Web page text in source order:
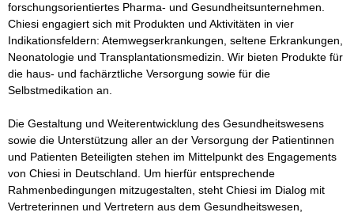
forschungsorientiertes Pharma- und Gesundheitsunternehmen.
Chiesi engagiert sich mit Produkten und Aktivitäten in vier
Indikationsfeldern: Atemwegserkrankungen, seltene Erkrankungen,
Neonatologie und Transplantationsmedizin. Wir bieten Produkte für
die haus- und fachärztliche Versorgung sowie für die
Selbstmedikation an.
Die Gestaltung und Weiterentwicklung des Gesundheitswesens
sowie die Unterstützung aller an der Versorgung der Patientinnen
und Patienten Beteiligten stehen im Mittelpunkt des Engagements
von Chiesi in Deutschland. Um hierfür entsprechende
Rahmenbedingungen mitzugestalten, steht Chiesi im Dialog mit
Vertreterinnen und Vertretern aus dem Gesundheitswesen,